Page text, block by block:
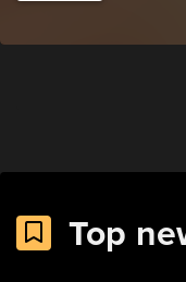
Top